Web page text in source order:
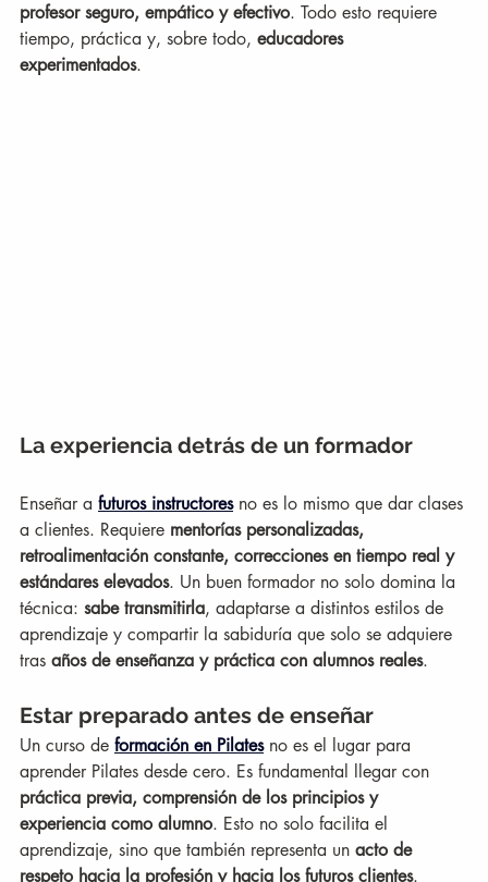
profesor seguro, empático y efectivo. Todo esto requiere
tiempo, práctica y, sobre todo, educadores
experimentados.
La experiencia detrás de un formador
Enseñar a futuros instructores no es lo mismo que dar clases
a clientes. Requiere mentorías personalizadas,
retroalimentación constante, correcciones en tiempo real y
estándares elevados. Un buen formador no solo domina la
técnica: sabe transmitirla, adaptarse a distintos estilos de
aprendizaje y compartir la sabiduría que solo se adquiere
tras años de enseñanza y práctica con alumnos reales.
Estar preparado antes de enseñar
Un curso de formación en Pilates no es el lugar para
aprender Pilates desde cero. Es fundamental llegar con
práctica previa, comprensión de los principios y
experiencia como alumno. Esto no solo facilita el
aprendizaje, sino que también representa un acto de
respeto hacia la profesión y hacia los futuros clientes.